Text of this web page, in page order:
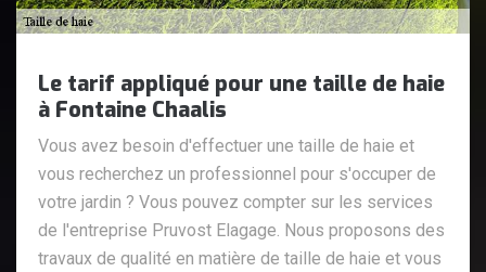
Le tarif appliqué pour une taille de haie
à Fontaine Chaalis
Vous avez besoin d'effectuer une taille de haie et
vous recherchez un professionnel pour s'occuper de
votre jardin ? Vous pouvez compter sur les services
de l'entreprise Pruvost Elagage. Nous proposons des
travaux de qualité en matière de taille de haie et vous